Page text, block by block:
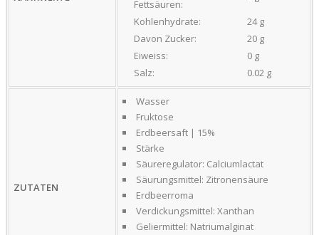
Fettsäuren:
Kohlenhydrate:
24 g
Davon Zucker:
20 g
Eiweiss:
0 g
Salz:
0.02 g
ZUTATEN
Wasser
Fruktose
Erdbeersaft | 15%
Stärke
Säureregulator: Calciumlactat
Säurungsmittel: Zitronensäure
Erdbeerroma
Verdickungsmittel: Xanthan
Geliermittel: Natriumalginat